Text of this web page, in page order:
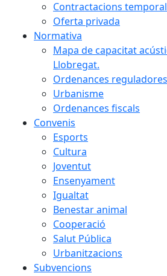
Contractacions
Oferta privada
Normativa
Mapa de capacitat
Llobregat.
Ordenances
Urbanisme
Ordenances fiscals
Convenis
Esports
Cultura
Joventut
Ensenyament
Igualtat
Benestar animal
Cooperació
Salut Pública
Urbanitzacions
Subvencions